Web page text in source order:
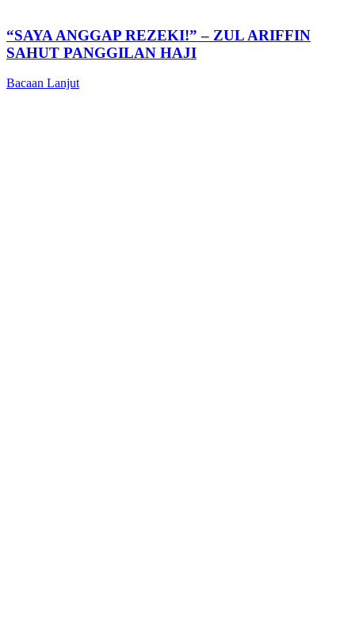
“SAYA ANGGAP REZEKI!” – ZUL ARIFFIN
SAHUT PANGGILAN HAJI
Bacaan Lanjut